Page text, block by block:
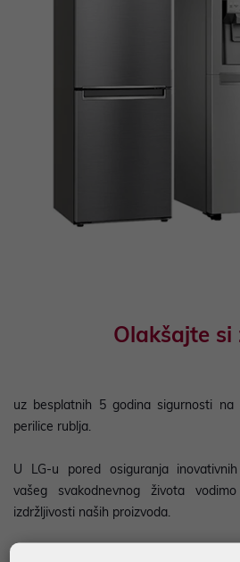
Olakšajte si
uz besplatnih 5 godina sigurnosti na
perilice rublja.
U LG-u pored osiguranja
vašeg svakodnevnog života
izdržljivosti naših proizvoda.